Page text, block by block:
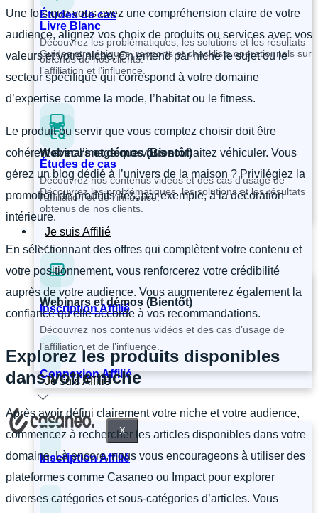
Études de cas
Découvrez les problématiques, les solutions et les résultats
obtenus de nos clients.
Webinars et démos (Bientôt)
Découvrez nos contenus vidéos et des cas d’usage de
l’affiliation et de l’influence.
Je suis Affilié
Inscription Affilié
Connexion Affilié
X
Livre Blanc
Guides stratégiques, rapports et checklists opérationnels sur
l’affiliation et l’influence.
Études de cas
Découvrez les problématiques, les solutions et les résultats
obtenus de nos clients.
Webinars et démos (Bientôt)
Découvrez nos contenus vidéos et des cas d’usage de
l’affiliation et de l’influence.
Je suis Affilié
Inscription Affilié
Une fois que vous avez une compréhension claire de votre
audience, alignez vos choix de produits ou services avec vos
valeurs et votre niche. On entend par niche le sujet ou le
secteur spécifique qui correspond à votre domaine
d’expertise comme la mode, l’habitat ou le fitness.
Le produit ou servir que vous comptez choisir doit être
cohérent avec l’image que vous souhaitez véhiculer. Vous
gérez un blog dédié à l’univers de la maison ? Privilégiez la
promotion de produits liés, par exemple, à la décoration
intérieure.
En sélectionnant des offres qui complètent votre contenu et
votre positionnement, vous renforcerez votre crédibilité
auprès de votre audience. Vous augmenterez également la
confiance qu’elle accorde à vos recommandations.
Explorez les produits disponibles
dans votre niche
Après avoir défini clairement votre niche et votre audience,
commencez à rechercher les articles disponibles dans votre
domaine. Là encore, nous vous encourageons à utiliser des
plateformes comme Casaneo ou Impact pour explorer
diverses catégories et sous-catégories d’articles. Vous